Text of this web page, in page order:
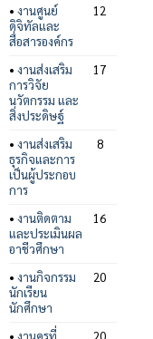
• งานศูนย์
ดิจิทัลและ
สื่อสารองค์กร
12
• งานส่งเสริม
การวิจัย
นวัตกรรม และ
สิ่งประดิษฐ์
17
• งานส่งเสริม
ธุรกิจและการ
เป็นผู้ประกอบ
การ
8
• งานติดตาม
และประเมินผล
อาชีวศึกษา
16
• งานกิจกรรม
นักเรียน
นักศึกษา
20
• งานครูที่ 20